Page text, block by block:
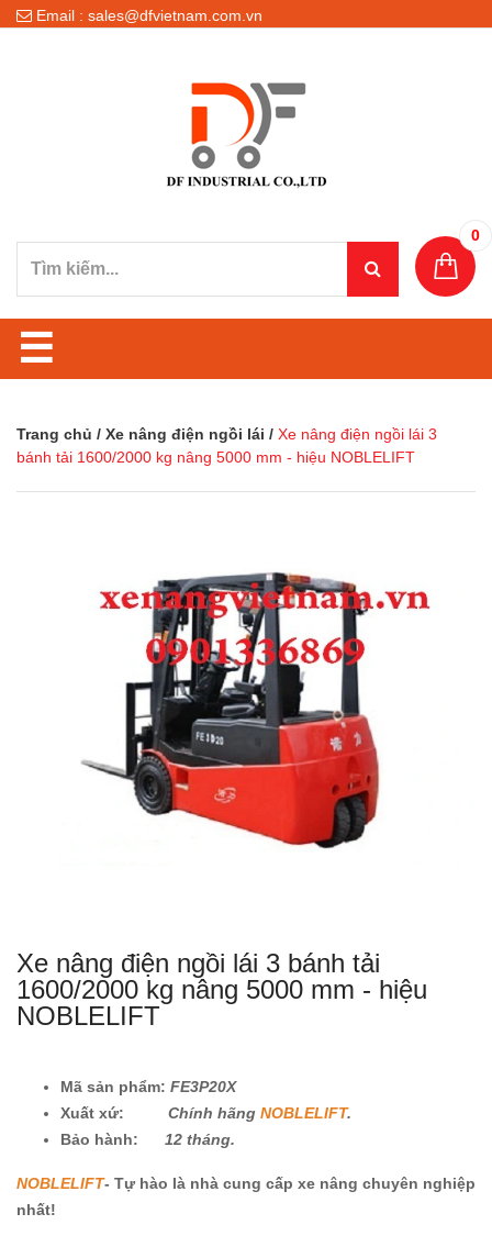
Email : sales@dfvietnam.com.vn
0
☰
Trang chủ / Xe nâng điện ngồi lái / Xe nâng điện ngồi lái 3
bánh tải 1600/2000 kg nâng 5000 mm - hiệu NOBLELIFT
Xe nâng điện ngồi lái 3 bánh tải
1600/2000 kg nâng 5000 mm - hiệu
NOBLELIFT
Mã sản phẩm: FE3P20X
Xuất xứ: Chính hãng NOBLELIFT.
Bảo hành:
12 tháng.
NOBLELIFT- Tự hào là nhà cung cấp xe nâng chuyên nghiệp
nhất!